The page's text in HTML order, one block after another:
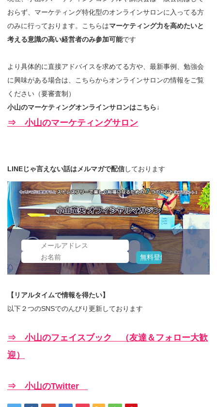
おらず、マーケティング特化型のオンラインサロンに入ってる方
のみに行っております。こちらはマーケティング力を高めたいと
考える意識の高い経営者のみ参加可能です
より具体的に直接アドバイスを求めてる方や、最新事例、勉強会
に興味がある場合は、こちらからオンラインサロンの情報をご覧
ください（要審査制）
小山のマーケティングオンラインサロンはこちら↓
⇒ 小山のマーケティングサロン
LINEじゃ言えない話はメルマガで配信しております
【リアルタイムで情報を得たい】
以下２つのSNSでのんびり更新しております
⇒ 小山のフェイスブック （友達＆フォロー大歓
迎）
⇒ 小山のTwitter